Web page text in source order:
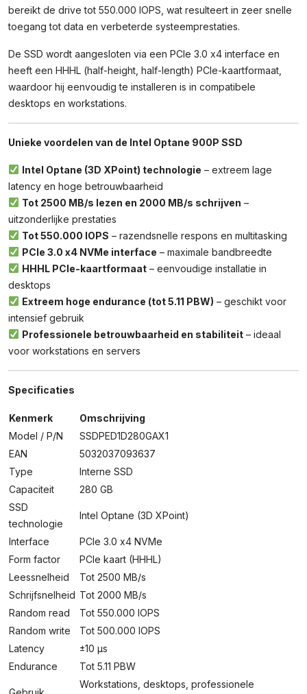
bereikt de drive tot 550.000 IOPS, wat resulteert in zeer snelle
toegang tot data en verbeterde systeemprestaties.
De SSD wordt aangesloten via een PCIe 3.0 x4 interface en
heeft een HHHL (half-height, half-length) PCIe-kaartformaat,
waardoor hij eenvoudig te installeren is in compatibele
desktops en workstations.
Unieke voordelen van de Intel Optane 900P SSD
Intel Optane (3D XPoint) technologie – extreem lage
latency en hoge betrouwbaarheid
Tot 2500 MB/s lezen en 2000 MB/s schrijven –
uitzonderlijke prestaties
Tot 550.000 IOPS – razendsnelle respons en multitasking
PCIe 3.0 x4 NVMe interface – maximale bandbreedte
HHHL PCIe-kaartformaat– eenvoudige installatie in
desktops
Extreem hoge endurance (tot 5.11 PBW) – geschikt voor
intensief gebruik
Professionele betrouwbaarheid en stabiliteit– ideaal
voor workstations en servers
Specificaties
Kenmerk
Omschrijving
Model / P/N
SSDPED1D280GAX1
EAN
5032037093637
Type
Interne SSD
Capaciteit
280 GB
SSD
technologie
Intel Optane (3D XPoint)
Interface
PCIe 3.0 x4 NVMe
Form factor
PCIe kaart (HHHL)
Leessnelheid
Tot 2500 MB/s
Schrijfsnelheid Tot 2000 MB/s
Random read
Tot 550.000 IOPS
Random write
Tot 500.000 IOPS
Latency
±10 µs
Endurance
Tot 5.11 PBW
Workstations, desktops, professionele